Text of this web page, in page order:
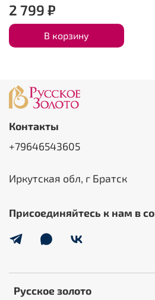
2 799 ₽
В корзину
Русское золото
Контакты
+79646543605
Иркутская обл, г Братск
Присоединяйтесь к нам в